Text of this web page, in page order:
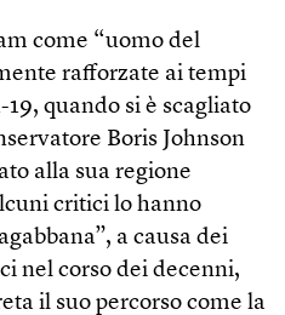
come “uomo del
rafforzate ai tempi
quando si è scagliato
Boris Johnson
alla sua regione
critici lo hanno
a causa dei
nel corso dei decenni,
il suo percorso come la